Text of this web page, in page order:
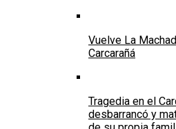
Vuelve La
Carcarañá
Tragedia en el
desbarrancó y